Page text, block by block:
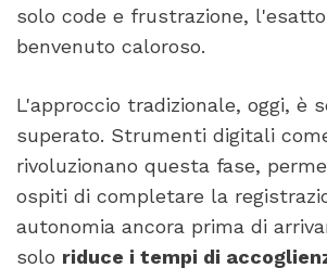
solo code e frustrazione,
benvenuto caloroso.
L'approccio tradizionale, oggi, è
superato. Strumenti digitali
rivoluzionano questa fase,
ospiti di completare la
autonomia ancora prima di
solo riduce i tempi di